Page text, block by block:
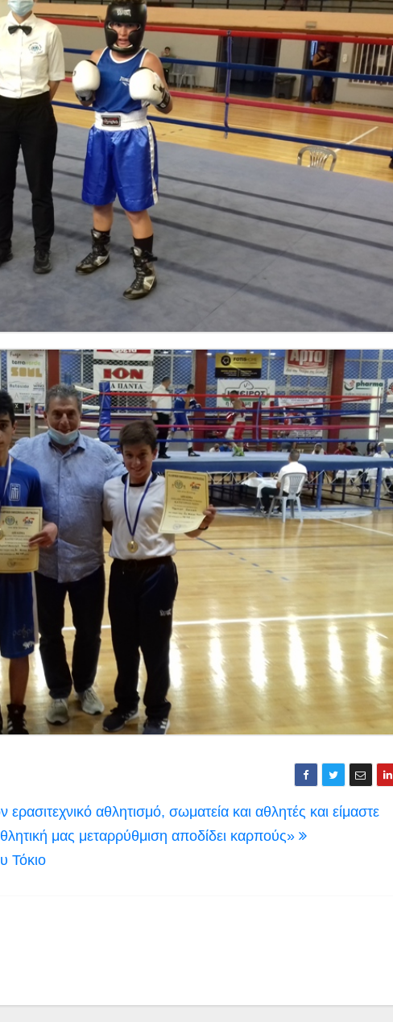
αθλητισμό, σωματεία και αθλητές και είμαστε
μας μεταρρύθμιση αποδίδει καρπούς»
Τόκιο